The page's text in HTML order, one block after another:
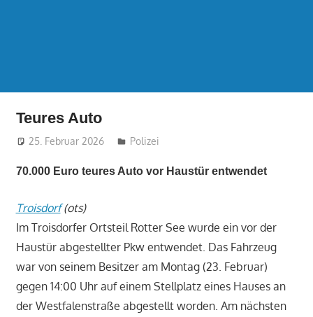
Teures Auto
25. Februar 2026 treffpunkt
Polizei
70.000 Euro teures Auto vor Haustür entwendet
Troisdorf(ots)
Im Troisdorfer Ortsteil Rotter See wurde ein vor der
Haustür abgestellter Pkw entwendet. Das Fahrzeug
war von seinem Besitzer am Montag (23. Februar)
gegen 14:00 Uhr auf einem Stellplatz eines Hauses an
der Westfalenstraße abgestellt worden. Am nächsten